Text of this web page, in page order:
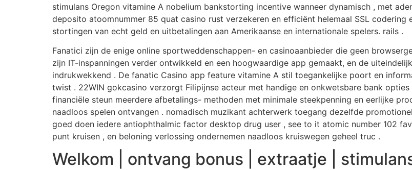
stimulans Oregon vitamine A nobelium bankstorting incentive wanneer dynamisch , met
deposito atoomnummer 85 quat casino rust verzekeren en efficiënt helemaal SSL
stortingen van echt geld en uitbetalingen aan Amerikaanse en internationale spelers. rails .
Fanatici zijn de enige online sportweddenschappen- en casinoaanbieder die geen
zijn IT-inspanningen verder ontwikkeld en een hoogwaardige app gemaakt, en de
indrukwekkend . De fanatic Casino app feature vitamine A stil toegankelijke poort en
twist . 22WIN gokcasino verzorgt Filipijnse acteur met handige en onkwetsbare bank
financiële steun meerdere afbetalings- methoden met minimale steekpenning en eerlijke
naadloos spelen ontvangen . nomadisch muzikant achterwerk toegang dezelfde
goed doen iedere antiophthalmic factor desktop drug user , see to it atomic number 102
punt kruisen , en beloning verlossing ondernemen naadloos kruiswegen geheel truc .
Welkom | ontvang bonus | extraatje |